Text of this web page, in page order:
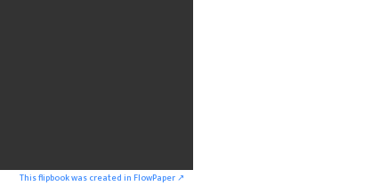
This flipbook was created in FlowPaper ↗